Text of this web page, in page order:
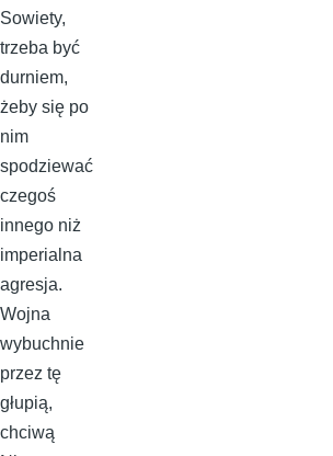
Sowiety,
trzeba być
durniem,
żeby się po
nim
spodziewać
czegoś
innego niż
imperialna
agresja.
Wojna
wybuchnie
przez tę
głupią,
chciwą